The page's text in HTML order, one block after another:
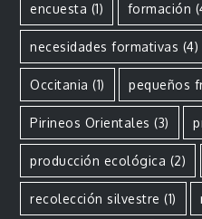
encuesta (1) formación
necesidades formativas (4)
Occitania (1) pequeños
Pirineos Orientales (3)
producción ecológica (2)
recolección silvestre (1)